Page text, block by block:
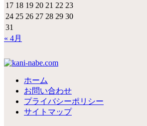
17 18 19 20 21 22 23
24 25 26 27 28 29 30
31
« 4月
ホーム
お問い合わせ
プライバシーポリシー
サイトマップ